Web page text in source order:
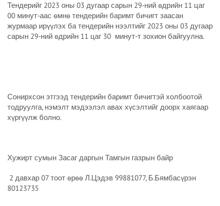
Тендерийг 2023 оны 03 дугаар сарын 29-ний өдрийн 11 цаг
00 минут-аас өмнө тендерийн баримт бичигт заасан
журмаар ирүүлэх ба тендерийн нээлтийг 2023 оны 03 дугаар
сарын 29-ний өдрийн 11 цаг 30 минут-т зохион байгуулна.
Сонирхсон этгээд тендерийн баримт бичигтэй холбоотой
тодруулга, нэмэлт мэдээлэл авах хүсэлтийг доорх хаягаар
хүргүүлж болно.
Хужирт сумын Засаг даргын Тамгын газрын байр
2 давхар 07 тоот өрөө Л.Цэдэв 99881077, Б.Бямбасүрэн
80123735